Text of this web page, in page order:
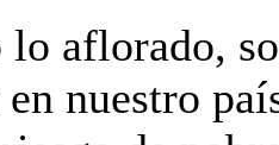
lo aflorado,
nuestro